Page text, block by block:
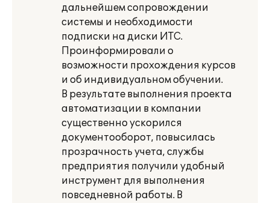
дальнейшем сопровождении
системы и необходимости
подписки на диски ИТС.
Проинформировали о
возможности прохождения курсов
и об индивидуальном обучении.
В результате выполнения проекта
автоматизации в компании
существенно ускорился
документооборот, повысилась
прозрачность учета, службы
предприятия получили удобный
инструмент для выполнения
повседневной работы. В